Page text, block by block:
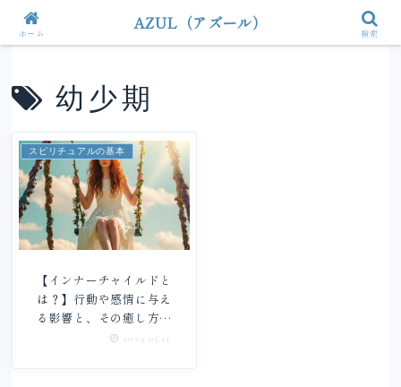
幼少期
スピリチュアルの基本
【インナーチャイルドと
は？】行動や感情に与え
る影響と、その癒し方を
2025.05.11
ホーム
AZUL（アズール）
検索